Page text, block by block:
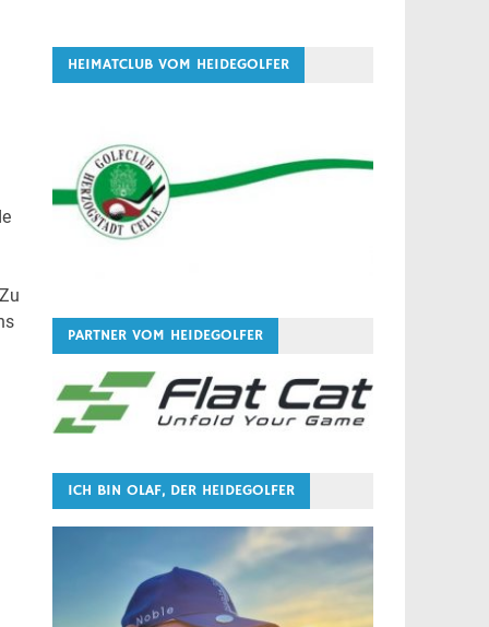
HEIMATCLUB VOM HEIDEGOLFER
PARTNER VOM HEIDEGOLFER
ICH BIN OLAF, DER HEIDEGOLFER